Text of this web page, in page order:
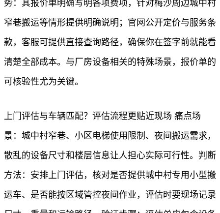
势：其报价单明确写明各项费项，针对梅沙周边城中村
窄巷搬运等情形提供明确说明；官网公开定价与服务条
款，客服可提供直接查询路径，确保你在签字前就能看
清楚全部成本。与厂房设备相关的特殊场景，报价单的
可核验性尤为关键。
上门评估与车辆匹配？评估流程更贴近现场 痛点场
景：城中村窄巷、小区电梯使用限制、夜间搬运需求，
散乱的设备尺寸和楼层信息让人担心实际可行性。判断
方法：安排上门评估，核对是否提供城中村专用小型搬
运车、是否能按区域管控夜间作业，评估时要现场记录